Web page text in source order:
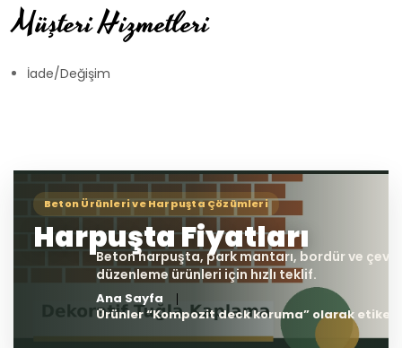
Müşteri Hizmetleri
İade/Değişim
Ana Sayfa
Ürünler “Kompozit deck koruma” olarak